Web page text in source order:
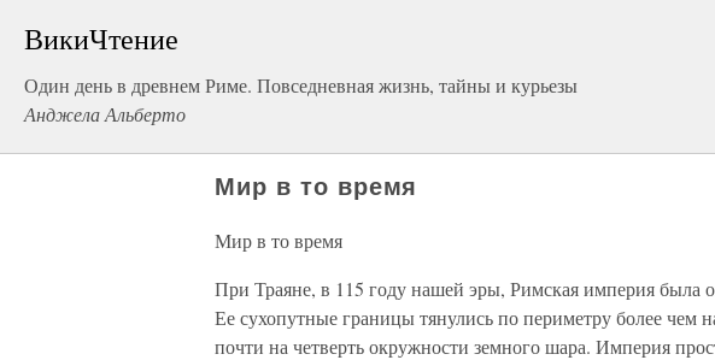
ВикиЧтение
Один день в древнем Риме. Повседневная жизнь, тайны и курьезы
Анджела Альберто
Мир в то время
Мир в то время
При Траяне, в 115 году нашей эры, Римская империя была
Ее сухопутные границы тянулись по периметру более чем
почти на четверть окружности земного шара. Империя